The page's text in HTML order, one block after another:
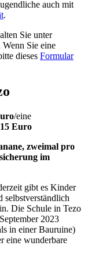
auch mit
.
Sie unter
Wenn Sie eine
dieses Formular
/eine
15 Euro
zweimal pro
im
gibt es Kinder
selbstverständlich
Die Schule in Tezo
2023
in einer Bauruine)
eine wunderbare